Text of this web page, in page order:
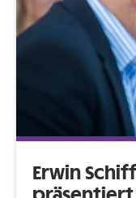
Erwin